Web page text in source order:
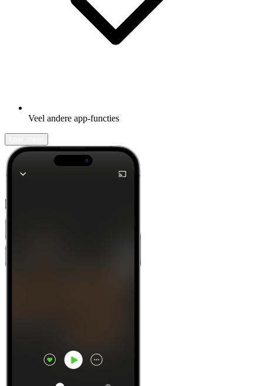
Veel andere app-functies